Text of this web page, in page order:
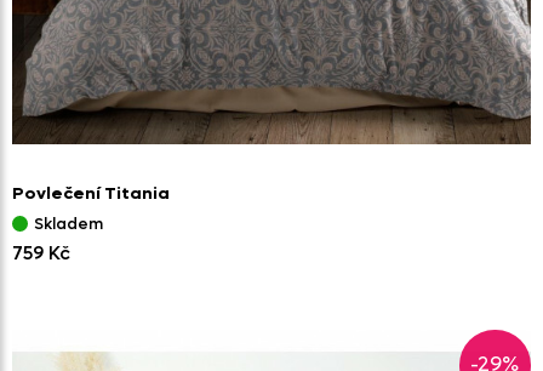
Povlečení Titania
Skladem
759 Kč
-29%